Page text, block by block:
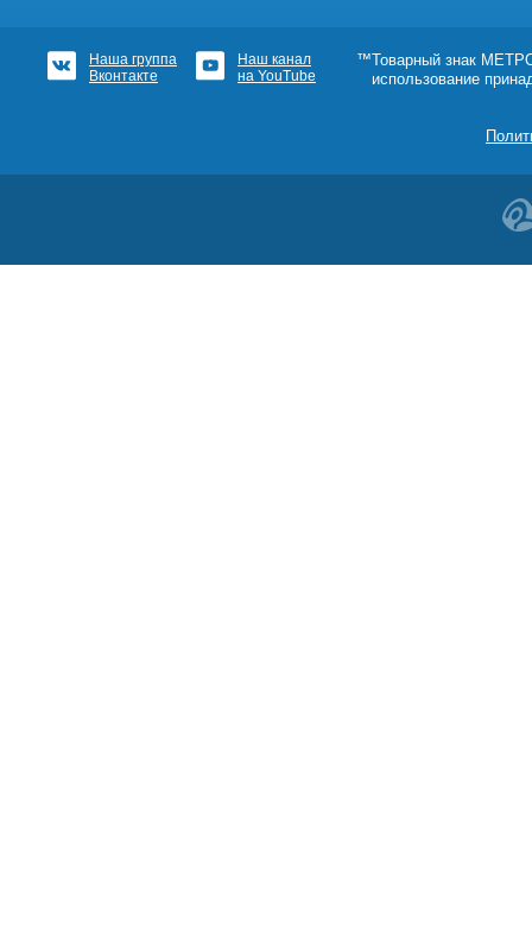
Наша группа
Вконтакте
Наш канал
на YouTube
™Товарный знак
использование